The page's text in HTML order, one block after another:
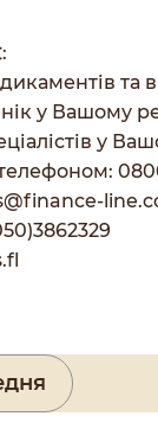
та
у Вашому
у